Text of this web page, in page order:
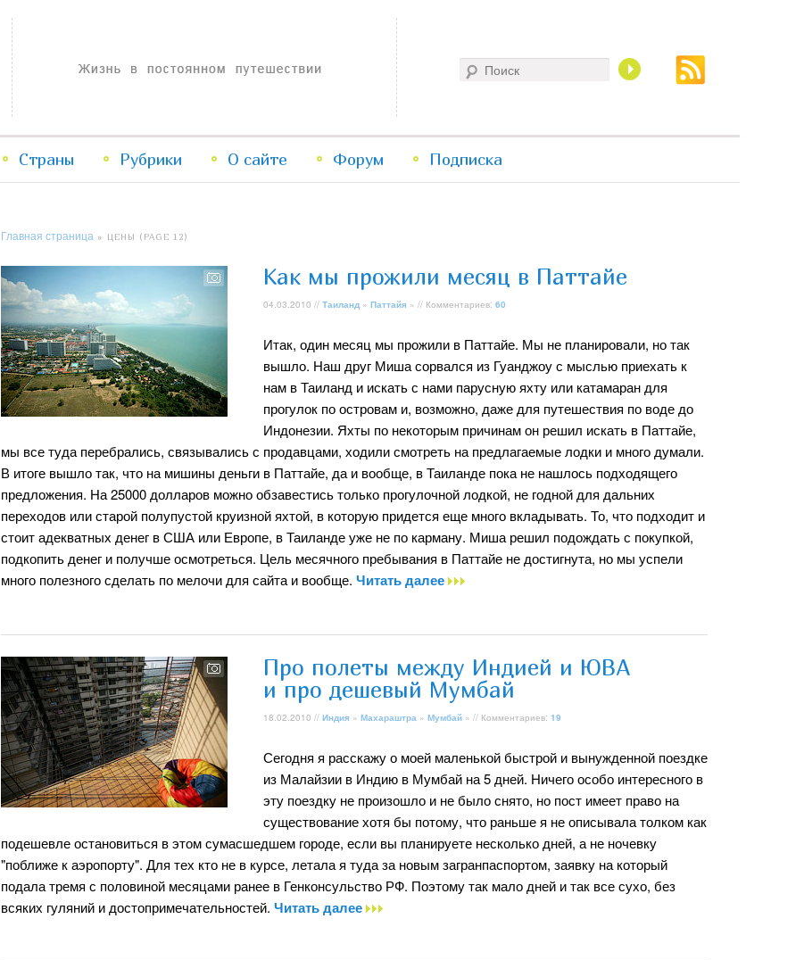
Жизнь в постоянном путешествии
Перейти
содержимому
Перейти
содержимому
Страны Рубрики О сайте Форум Подписка
Главная страница » ЦЕНЫ (PAGE 12)
Как мы прожили месяц в Паттайе
04.03.2010 // Таиланд » Паттайя » // Комментариев: 60
Итак, один месяц мы прожили в Паттайе. Мы не планировали, но так
вышло. Наш друг Миша сорвался из Гуанджоу с мыслью приехать к
нам в Таиланд и искать с нами парусную яхту или катамаран для
прогулок по островам и, возможно, даже для путешествия по воде до
Индонезии. Яхты по некоторым причинам он решил искать в Паттайе,
мы все туда перебрались, связывались с продавцами, ходили смотреть на предлагаемые лодки и много думали.
В итоге вышло так, что на мишины деньги в Паттайе, да и вообще, в Таиланде пока не нашлось подходящего
предложения. На 25000 долларов можно обзавестись только прогулочной лодкой, не годной для дальних
переходов или старой полупустой круизной яхтой, в которую придется еще много вкладывать. То, что подходит и
стоит адекватных денег в США или Европе, в Таиланде уже не по карману. Миша решил подождать с покупкой,
подкопить денег и получше осмотреться. Цель месячного пребывания в Паттайе не достигнута, но мы успели
много полезного сделать по мелочи для сайта и вообще. Читать далее
Про полеты между Индией и ЮВА
и про дешевый Мумбай
18.02.2010 // Индия » Махараштра » Мумбай » // Комментариев: 19
Сегодня я расскажу о моей маленькой быстрой и вынужденной поездке
из Малайзии в Индию в Мумбай на 5 дней. Ничего особо интересного в
эту поездку не произошло и не было снято, но пост имеет право на
существование хотя бы потому, что раньше я не описывала толком как
подешевле остановиться в этом сумасшедшем городе, если вы планируете несколько дней, а не ночевку
"поближе к аэропорту". Для тех кто не в курсе, летала я туда за новым загранпаспортом, заявку на который
подала тремя с половиной месяцами ранее в Генконсульство РФ. Поэтому так мало дней и так все сухо, без
всяких гуляний и достопримечательностей. Читать далее